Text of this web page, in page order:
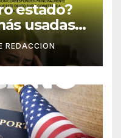
estado?
usadas
REDACCION